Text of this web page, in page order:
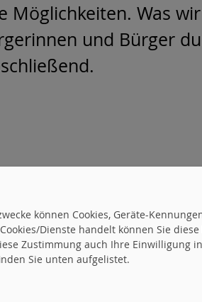
Möglichkeiten. Was wir
und Bürger
Vereine und
können Cookies, Geräte-
Dienste handelt können Sie
Zustimmung auch Ihre Einwilligung
Sie unten aufgelistet.